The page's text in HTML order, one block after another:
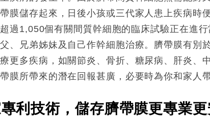
膜儲存起來，日後小孩或三代家人患上疾病時
過1,050個有關間質幹細胞的臨床試驗正在進
、兄弟姊妹及自己作幹細胞治療。臍帶膜有別
更多疾病，如關節炎、骨折、糖尿病、肝炎、
膜所帶來的潛在回報甚廣，必要時為你和家人
利技術，儲存臍帶膜更專業